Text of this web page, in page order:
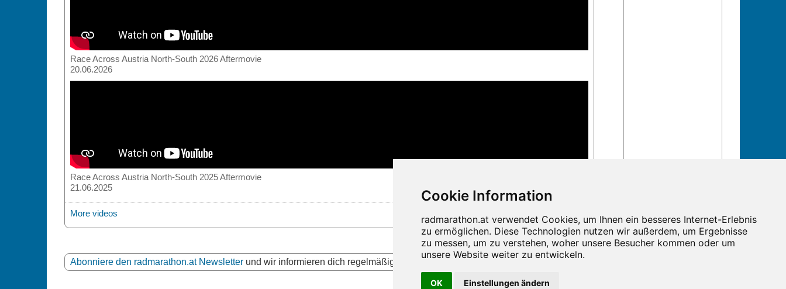
OK Einstellungen ändern
Race Across Austria North-South 2026 Aftermovie
20.06.2026
Race Across Austria North-South 2025 Aftermovie
21.06.2025
More videos
Abonniere den radmarathon.at Newsletterund wir informieren dich regelmäßig über die aktuellen Neuigkeiten und Termine!